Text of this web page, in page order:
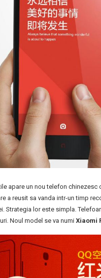
apare un nou telefon chinezesc
a reusit sa vanda intr-un timp
Strategia lor este simpla.
Noul model se va numiXiaomi